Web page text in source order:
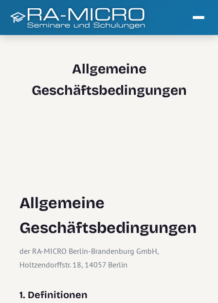
Allgemeine
Geschäftsbedingungen
Allgemeine
Geschäftsbedingungen
der RA-MICRO Berlin-Brandenburg GmbH,
Holtzendorffstr. 18, 14057 Berlin
1. Definitionen